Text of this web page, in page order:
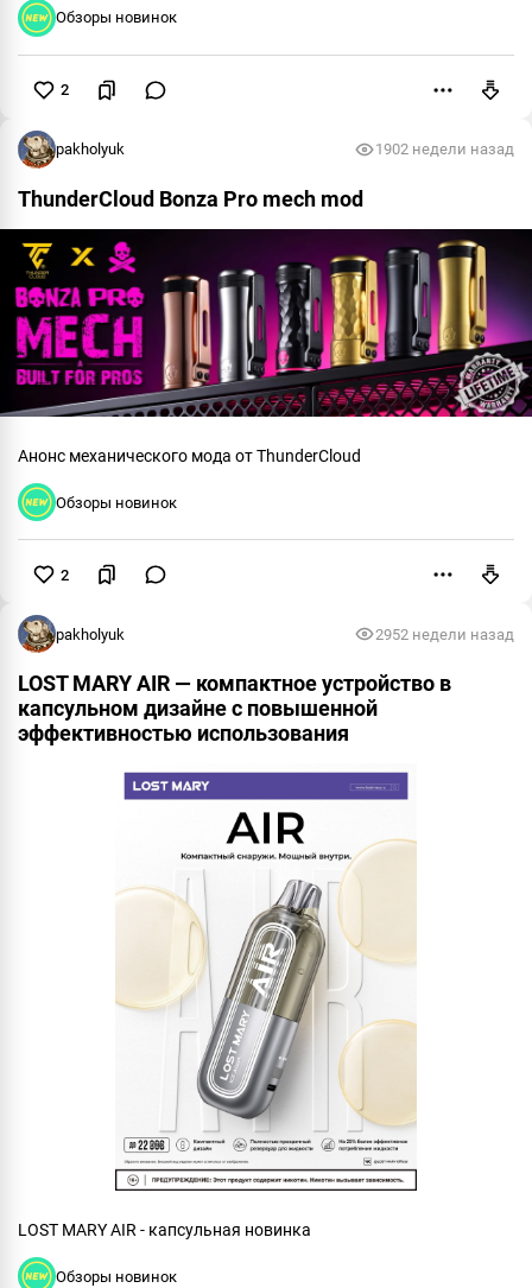
Обзоры новинок
2
pakholyuk 1902 недели назад
ThunderCloud Bonza Pro mech mod
Анонс механического мода от ThunderCloud
Обзоры новинок
2
pakholyuk 2952 недели назад
LOST MARY AIR — компактное устройство в
капсульном дизайне с повышенной
эффективностью использования
LOST MARY AIR - капсульная новинка
Обзоры новинок
Пожаловаться